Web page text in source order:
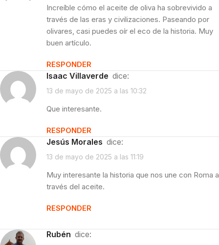
Increíble cómo el aceite de oliva ha sobrevivido a
través de las eras y civilizaciones. Paseando por
olivares, casi puedes oír el eco de la historia. Muy
buen artículo.
RESPONDER
Isaac Villaverde dice:
13 de mayo de 2025 a las 10:32
Que interesante.
RESPONDER
Jesús Morales dice:
13 de mayo de 2025 a las 11:19
Muy interesante la historia que nos une con Roma a
través del aceite.
RESPONDER
Rubén dice: